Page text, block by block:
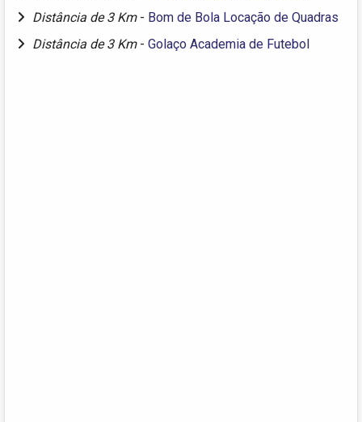
Distância de 3 Km - Bom de Bola Locação de Quadras
Distância de 3 Km - Golaço Academia de Futebol